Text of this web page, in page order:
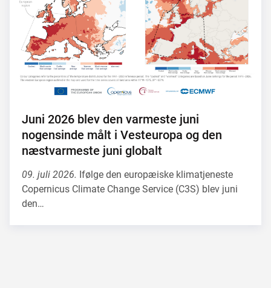
Juni 2026 blev den varmeste juni
nogensinde målt i Vesteuropa og den
næstvarmeste juni globalt
09. juli 2026. Ifølge den europæiske klimatjeneste
Copernicus Climate Change Service (C3S) blev juni
den…